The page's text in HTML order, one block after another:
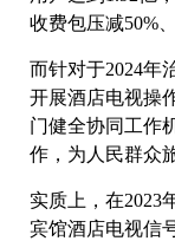
收费包压减50%
而针对于2024年
开展酒店电视操
门健全协同工作
作，为人民群众
实质上，在2023
宾馆酒店电视信